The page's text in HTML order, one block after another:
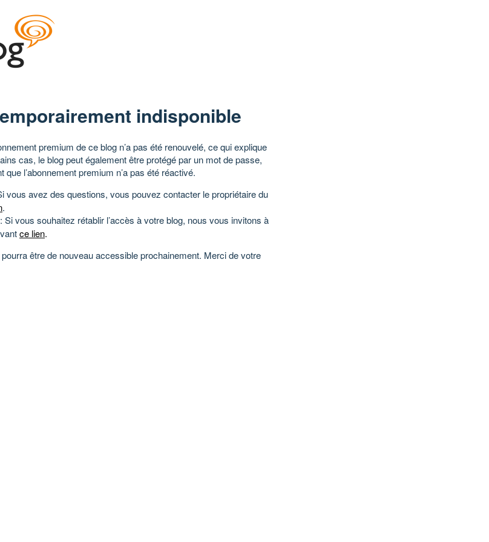
indisponible
premium de ce blog n’a pas été renouvelé, ce qui explique
cas, le blog peut également être protégé par un mot de passe,
l’abonnement premium n’a pas été réactivé.
vous avez des questions, vous pouvez contacter le propriétaire du
.
: Si vous souhaitez rétablir l’accès à votre blog, nous vous invitons à
ce lien.
être de nouveau accessible prochainement. Merci de votre